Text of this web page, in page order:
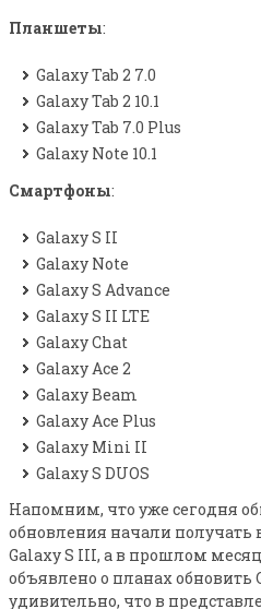
Планшеты:
Galaxy Tab 2 7.0
Galaxy Tab 2 10.1
Galaxy Tab 7.0 Plus
Galaxy Note 10.1
Смартфоны:
Galaxy S II
Galaxy Note
Galaxy S Advance
Galaxy S II LTE
Galaxy Chat
Galaxy Ace 2
Galaxy Beam
Galaxy Ace Plus
Galaxy Mini II
Galaxy S DUOS
Напомним, что уже сегодня
обновления начали получать
Galaxy S III, а в прошлом
объявлено о планах обновить
удивительно, что в